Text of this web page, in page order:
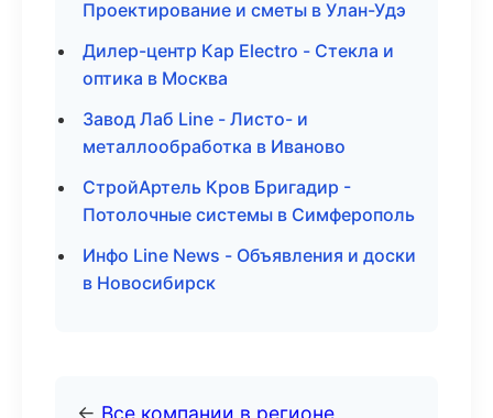
Проектирование и сметы в Улан-Удэ
Дилер-центр Кар Electro - Стекла и
оптика в Москва
Завод Лаб Line - Листо- и
металлообработка в Иваново
СтройАртель Кров Бригадир -
Потолочные системы в Симферополь
Инфо Line News - Объявления и доски
в Новосибирск
← Все компании в регионе